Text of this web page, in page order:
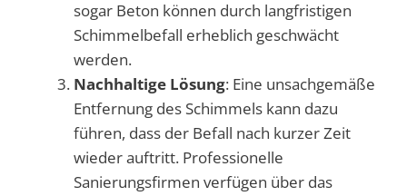
sogar Beton können durch langfristigen
Schimmelbefall erheblich geschwächt
werden.
Nachhaltige Lösung: Eine unsachgemäße
Entfernung des Schimmels kann dazu
führen, dass der Befall nach kurzer Zeit
wieder auftritt. Professionelle
Sanierungsfirmen verfügen über das